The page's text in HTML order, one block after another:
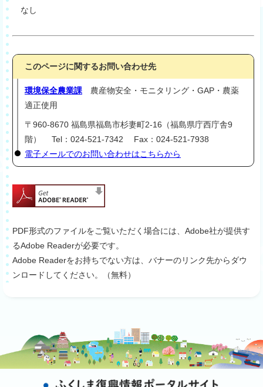
なし
このページに関するお問い合わせ先
環境保全農業課 農産物安全・モニタリング・GAP・農薬
適正使用
〒960-8670 福島県福島市杉妻町2-16（福島県庁西庁舎9
階） Tel：024-521-7342 Fax：024-521-7938
電子メールでのお問い合わせはこちらから
PDF形式のファイルをご覧いただく場合には、Adobe社が提供す
るAdobe Readerが必要です。
Adobe Readerをお持ちでない方は、バナーのリンク先からダウ
ンロードしてください。（無料）